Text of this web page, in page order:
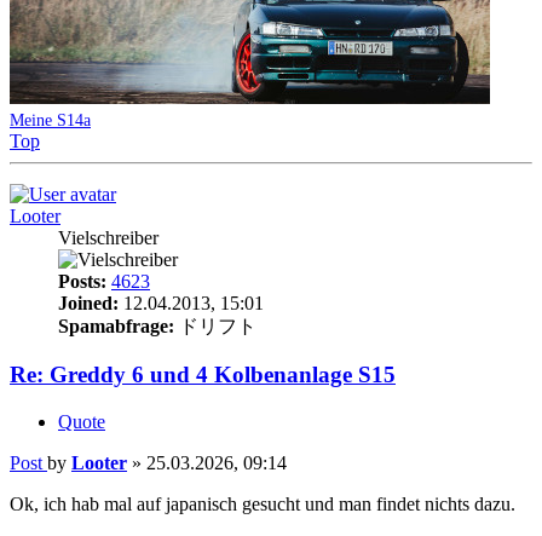
Meine S14a
Top
Looter
Vielschreiber
Posts: 4623
Joined: 12.04.2013, 15:01
Spamabfrage: ドリフト
Re: Greddy 6 und 4 Kolbenanlage S15
Quote
Post by Looter » 25.03.2026, 09:14
Ok, ich hab mal auf japanisch gesucht und man findet nichts dazu.